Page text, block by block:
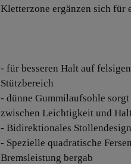
Kletterzone ergänzen sich für
- für besseren Halt auf
Stützbereich
- dünne Gummilaufsohle
zwischen Leichtigkeit und
- Bidirektionales
- Spezielle quadratische
Bremsleistung bergab